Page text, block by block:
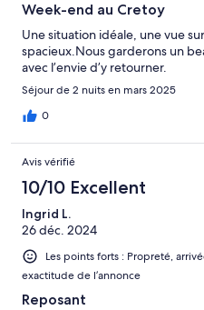
Week-end au Cretoy
Une situation idéale, une vue
spacieux.Nous garderons un
avec l’envie d’y retourner.
Séjour de 2 nuits en mars 2025
0
Avis vérifié
10/10 Excellent
Ingrid L.
26 déc. 2024
Les points forts : Propreté,
exactitude de l’annonce
Reposant